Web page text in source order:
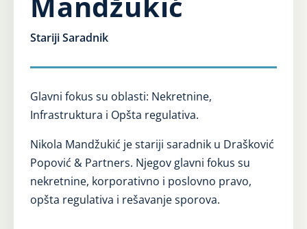
Stariji Saradnik
Glavni fokus su oblasti: Nekretnine,
Infrastruktura i Opšta regulativa.
Nikola Mandžukić je stariji saradnik u Drašković
Popović & Partners. Njegov glavni fokus su
nekretnine, korporativno i poslovno pravo,
opšta regulativa i rešavanje sporova.